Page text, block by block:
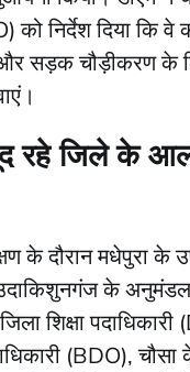
को निर्देश दिया कि
सड़क चौड़ीकरण के
रहे जिले के
के दौरान मधेपुरा के
के अनुमंडल
शिक्षा पदाधिकारी
(BDO), चौसा